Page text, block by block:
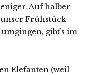
Auf halber
unser Frühstück
gibt’s im
Elefanten (weil